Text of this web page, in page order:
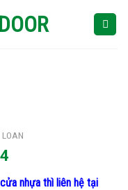
nhựa thì liên hệ tại